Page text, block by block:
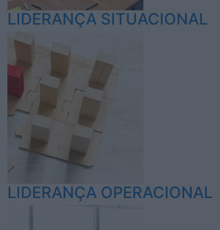
LIDERANÇA SITUACIONAL
LIDERANÇA OPERACIONAL